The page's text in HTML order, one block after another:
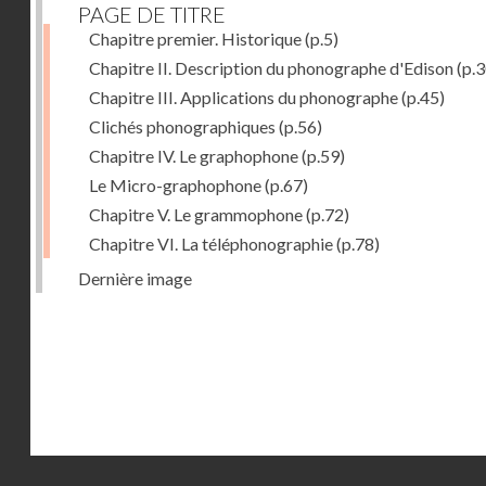
PAGE DE TITRE
Chapitre premier. Historique(p.5)
Chapitre II. Description du phonographe d'Edison
Chapitre III. Applications du phonographe(p.45)
Clichés phonographiques (p.56)
Chapitre IV. Le graphophone(p.59)
Le Micro-graphophone(p.67)
Chapitre V. Le grammophone(p.72)
Chapitre VI. La téléphonographie(p.78)
Dernière image